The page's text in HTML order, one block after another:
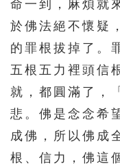
命一到，麻煩就
於佛法絕不懷疑
的罪根拔掉了。
五根五力裡頭信
就，都圓滿了，
悲。佛是念念希
成佛，所以佛成
根、信力，佛這